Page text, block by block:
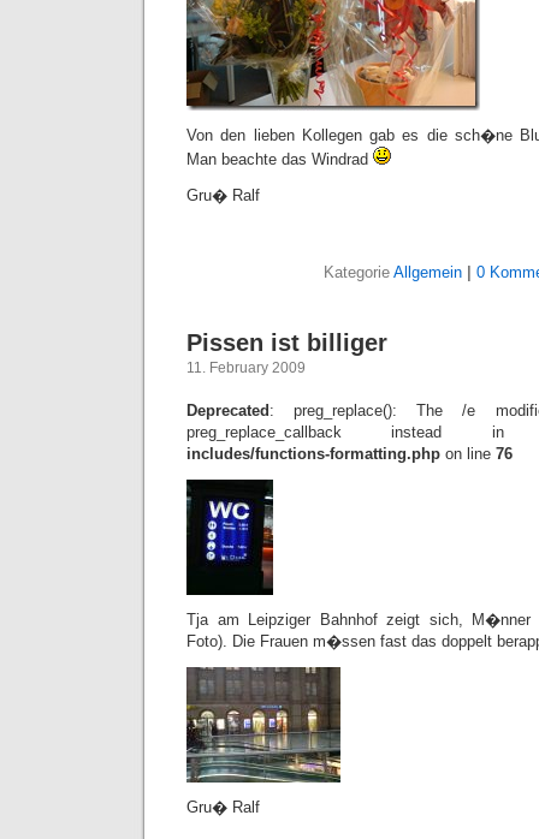
Von den lieben Kollegen gab es die sch�ne
Man beachte das Windrad
Gru� Ralf
Kategorie Allgemein 0
Pissen ist billiger
11. February 2009
Deprecated : preg_replace(): The /e
preg_replace_callback instead
includes/functions-formatting.php on line 76
Tja am Leipziger Bahnhof zeigt sich, M�nner
Foto). Die Frauen m�ssen fast das doppelt
Gru� Ralf